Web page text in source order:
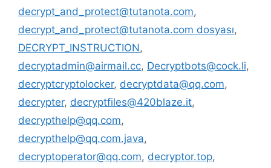
decrypt_and_protect@tutanota.com,
decrypt_and_protect@tutanota.com dosyası,
DECRYPT_INSTRUCTION,
decryptadmin@airmail.cc, Decryptbots@cock.li,
decryptcryptolocker, decryptdata@qq.com,
decrypter, decryptfiles@420blaze.it,
decrypthelp@qq.com,
decrypthelp@qq.com.java,
decryptoperator@qq.com, decryptor.top,